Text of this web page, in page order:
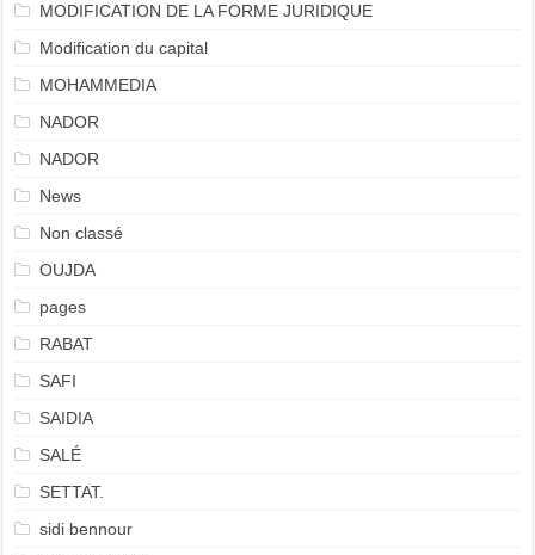
MODIFICATION DE LA FORME JURIDIQUE
Modification du capital
MOHAMMEDIA
NADOR
NADOR
News
Non classé
OUJDA
pages
RABAT
SAFI
SAIDIA
SALÉ
SETTAT.
sidi bennour